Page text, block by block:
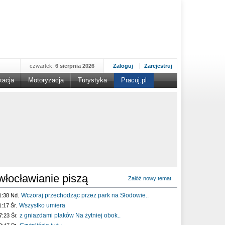
Zaloguj Zarejestruj
czwartek, 6 sierpnia 2026
Motoryzacja Turystyka Pracuj.pl
piszą Załóż nowy temat
Nd. Wczoraj przechodząc przez park na Słodowie..
Śr. Wszystko umiera
Śr. z gniazdami ptaków Na żytniej obok..